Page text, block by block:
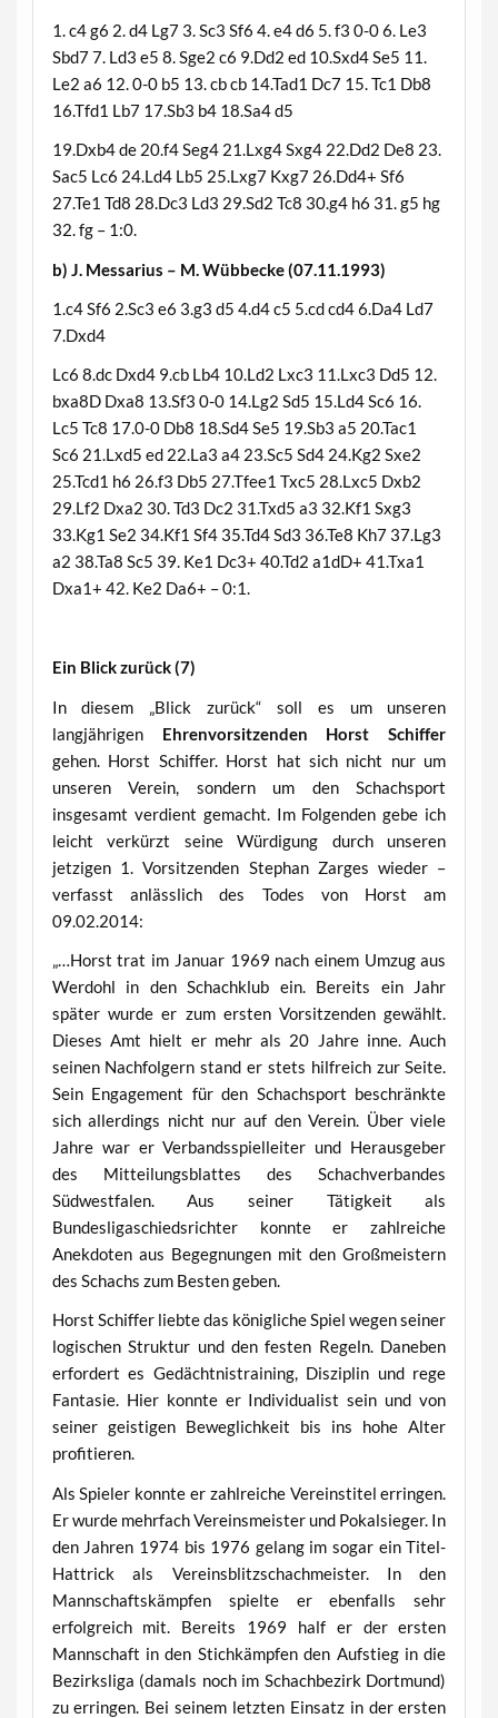
1. c4 g6 2. d4 Lg7 3. Sc3 Sf6 4. e4 d6 5. f3 0-0 6. Le3
Sbd7 7. Ld3 e5 8. Sge2 c6 9.Dd2 ed 10.Sxd4 Se5 11.
Le2 a6 12. 0-0 b5 13. cb cb 14.Tad1 Dc7 15. Tc1 Db8
16.Tfd1 Lb7 17.Sb3 b4 18.Sa4 d5
19.Dxb4 de 20.f4 Seg4 21.Lxg4 Sxg4 22.Dd2 De8 23.
Sac5 Lc6 24.Ld4 Lb5 25.Lxg7 Kxg7 26.Dd4+ Sf6
27.Te1 Td8 28.Dc3 Ld3 29.Sd2 Tc8 30.g4 h6 31. g5 hg
32. fg – 1:0.
b) J. Messarius – M. Wübbecke (07.11.1993)
1.c4 Sf6 2.Sc3 e6 3.g3 d5 4.d4 c5 5.cd cd4 6.Da4 Ld7
7.Dxd4
Lc6 8.dc Dxd4 9.cb Lb4 10.Ld2 Lxc3 11.Lxc3 Dd5 12.
bxa8D Dxa8 13.Sf3 0-0 14.Lg2 Sd5 15.Ld4 Sc6 16.
Lc5 Tc8 17.0-0 Db8 18.Sd4 Se5 19.Sb3 a5 20.Tac1
Sc6 21.Lxd5 ed 22.La3 a4 23.Sc5 Sd4 24.Kg2 Sxe2
25.Tcd1 h6 26.f3 Db5 27.Tfee1 Txc5 28.Lxc5 Dxb2
29.Lf2 Dxa2 30. Td3 Dc2 31.Txd5 a3 32.Kf1 Sxg3
33.Kg1 Se2 34.Kf1 Sf4 35.Td4 Sd3 36.Te8 Kh7 37.Lg3
a2 38.Ta8 Sc5 39. Ke1 Dc3+ 40.Td2 a1dD+ 41.Txa1
Dxa1+ 42. Ke2 Da6+ – 0:1.
Ein Blick zurück (7)
In diesem „Blick zurück“ soll es um unseren
langjährigen Ehrenvorsitzenden Horst Schiffer
gehen. Horst Schiffer. Horst hat sich nicht nur um
unseren Verein, sondern um den Schachsport
insgesamt verdient gemacht. Im Folgenden gebe ich
leicht verkürzt seine Würdigung durch unseren
jetzigen 1. Vorsitzenden Stephan Zarges wieder –
verfasst anlässlich des Todes von Horst am
09.02.2014:
„…Horst trat im Januar 1969 nach einem Umzug aus
Werdohl in den Schachklub ein. Bereits ein Jahr
später wurde er zum ersten Vorsitzenden gewählt.
Dieses Amt hielt er mehr als 20 Jahre inne. Auch
seinen Nachfolgern stand er stets hilfreich zur Seite.
Sein Engagement für den Schachsport beschränkte
sich allerdings nicht nur auf den Verein. Über viele
Jahre war er Verbandsspielleiter und Herausgeber
des Mitteilungsblattes des Schachverbandes
Südwestfalen. Aus seiner Tätigkeit als
Bundesligaschiedsrichter konnte er zahlreiche
Anekdoten aus Begegnungen mit den Großmeistern
des Schachs zum Besten geben.
Horst Schiffer liebte das königliche Spiel wegen seiner
logischen Struktur und den festen Regeln. Daneben
erfordert es Gedächtnistraining, Disziplin und rege
Fantasie. Hier konnte er Individualist sein und von
seiner geistigen Beweglichkeit bis ins hohe Alter
profitieren.
Als Spieler konnte er zahlreiche Vereinstitel erringen.
Er wurde mehrfach Vereinsmeister und Pokalsieger. In
den Jahren 1974 bis 1976 gelang im sogar ein Titel-
Hattrick als Vereinsblitzschachmeister. In den
Mannschaftskämpfen spielte er ebenfalls sehr
erfolgreich mit. Bereits 1969 half er der ersten
Mannschaft in den Stichkämpfen den Aufstieg in die
Bezirksliga (damals noch im Schachbezirk Dortmund)
zu erringen. Bei seinem letzten Einsatz in der ersten